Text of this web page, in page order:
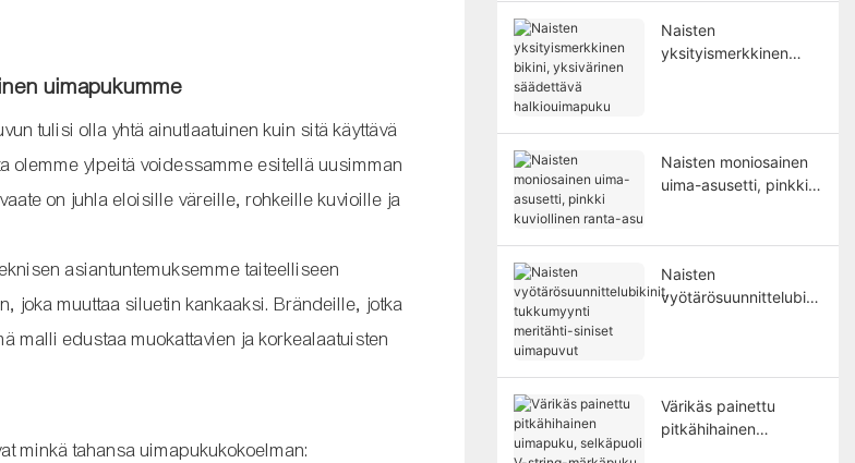
uimapukumme
tulisi olla yhtä ainutlaatuinen kuin sitä käyttävä
olemme ylpeitä voidessamme esitellä uusimman
on juhla eloisille väreille, rohkeille kuvioille ja
asiantuntemuksemme taiteelliseen
joka muuttaa siluetin kankaaksi. Brändeille, jotka
malli edustaa muokattavien ja korkealaatuisten
minkä tahansa uimapukukokoelman:
Naisten
yksityismerkkinen
Naisten moniosainen
uima-asusetti, pinkki
Naisten
vyötärösuunnittelubiki
Värikäs painettu
pitkähihainen